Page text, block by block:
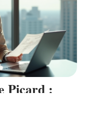
Picard :